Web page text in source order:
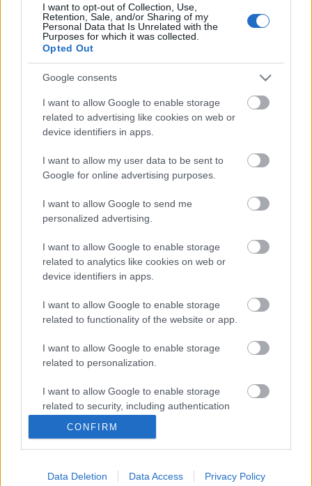
I want to opt-out of Collection, Use,
Retention, Sale, and/or Sharing of my
Personal Data that Is Unrelated with the
Purposes for which it was collected.
Opted Out
Google consents
I want to allow Google to enable storage
related to advertising like cookies on web or
device identifiers in apps.
I want to allow my user data to be sent to
Google for online advertising purposes.
I want to allow Google to send me
personalized advertising.
I want to allow Google to enable storage
related to analytics like cookies on web or
device identifiers in apps.
I want to allow Google to enable storage
related to functionality of the website or app.
I want to allow Google to enable storage
related to personalization.
I want to allow Google to enable storage
related to security, including authentication
CONFIRM
Data Deletion Data Access Privacy Policy
HIRDETÉS
Látlelet a hazai víziközművekről?
Egyetlen, fél évszázados vezetéken
múlt Bicske vízellátása
Egyhetes országos ellenőrzést tart a
rendőrség a utakon
Amire többmillióan vártunk: szombattól
másodfokúra csökken a riasztás
KIEMELT
Kecskeméten is szakirányú
Egyetem